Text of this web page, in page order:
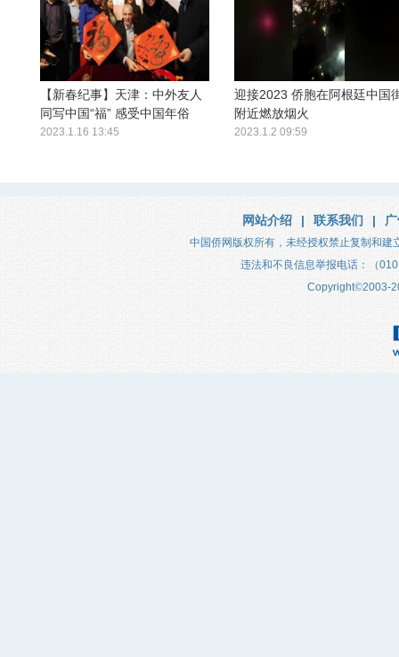
【新春纪事】天津：中外友人
同写中国“福” 感受中国年俗
2023.1.16 13:45
迎接2023 侨胞在阿根廷中国
附近燃放烟火
2023.1.2 09:59
网站介绍 | 联系我们 |
中国侨网版权所有，未经授权禁止复制和建
违法和不良信息举报电话：（
Copyright©2003-